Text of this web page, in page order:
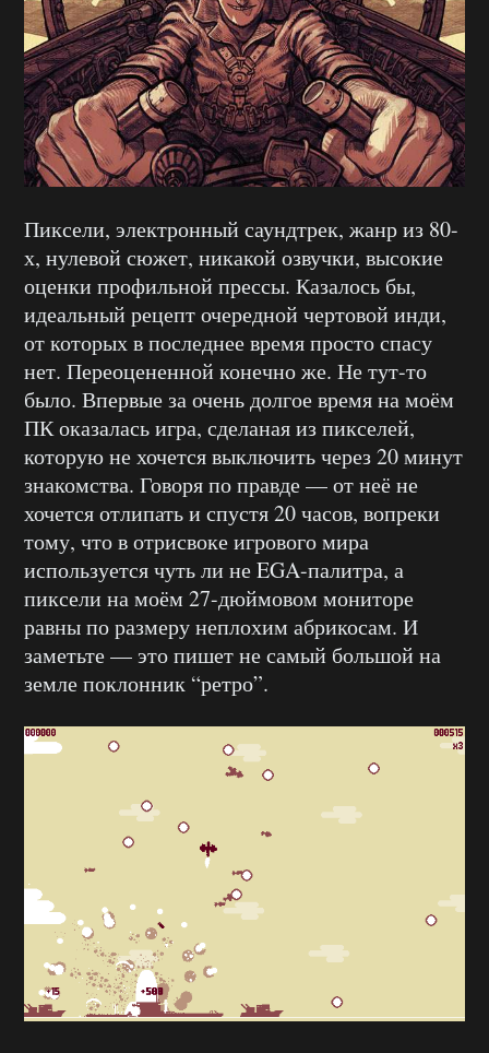
Пиксели, электронный саундтрек, жанр из 80-
х, нулевой сюжет, никакой озвучки, высокие
оценки профильной прессы. Казалось бы,
идеальный рецепт очередной чертовой инди,
от которых в последнее время просто спасу
нет. Переоцененной конечно же. Не тут-то
было. Впервые за очень долгое время на моём
ПК оказалась игра, сделаная из пикселей,
которую не хочется выключить через 20 минут
знакомства. Говоря по правде — от неё не
хочется отлипать и спустя 20 часов, вопреки
тому, что в отрисвоке игрового мира
используется чуть ли не EGA-палитра, а
пиксели на моём 27-дюймовом мониторе
равны по размеру неплохим абрикосам. И
заметьте — это пишет не самый большой на
земле поклонник “ретро”.